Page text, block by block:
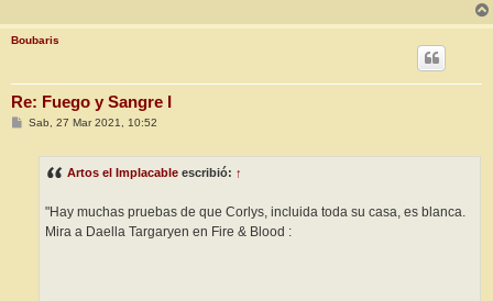
Boubaris
Re: Fuego y Sangre I
MSab, 27 Mar 2021, 10:52
Artos el Implacable escribió: ↑
"Hay muchas pruebas de que Corlys, incluida toda su casa, es blanca.
Mira a Daella Targaryen en Fire & Blood :